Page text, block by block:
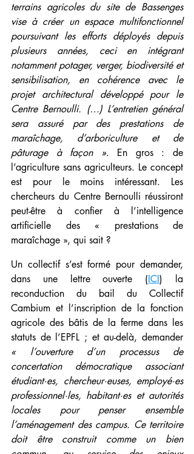
terrains agricoles du site de Bassenges
vise à créer un espace multifonctionnel
poursuivant les efforts déployés depuis
plusieurs années, ceci en intégrant
notamment potager, verger, biodiversité et
sensibilisation, en cohérence avec le
projet architectural développé pour le
Centre Bernoulli. (…) L’entretien général
sera assuré par des prestations de
maraîchage, d’arboriculture et de
pâturage à façon ». En gros : de
l’agriculture sans agriculteurs. Le concept
est pour le moins intéressant. Les
chercheurs du Centre Bernoulli réussiront
peut-être à confier à l’intelligence
artificielle des « prestations de
maraîchage », qui sait ?
Un collectif s’est formé pour demander,
dans une lettre ouverte (ICI) la
reconduction du bail du Collectif
Cambium et l’inscription de la fonction
agricole des bâtis de la ferme dans les
statuts de l’EPFL ; et au-delà, demander
« l’ouverture d’un processus de
concertation démocratique associant
étudiant·es, chercheur·euses, employé·es
professionnel·les, habitant·es et autorités
locales pour penser ensemble
l’aménagement des campus. Ce territoire
doit être construit comme un bien